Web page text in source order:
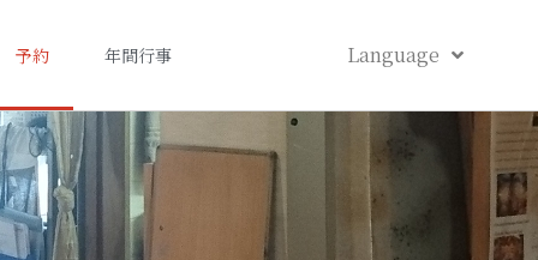
予約 年間行事 Language